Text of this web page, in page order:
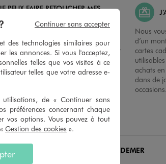
PEUX FAIRE RETOUCHER MES
vous avez la possibilité de
vos articles textiles dans nos
Les tarifs sont à votre disposition sur
Voir conditions en magasins.
Nous
d’un
cartes
achats
dans de
occasions.
GEMO PONT AUDEMER
des technologies similaires pour
les annonces. Si vous l'acceptez,
telles que vos visites à ce
telles que votre adresse e-
de « Continuer sans
préférences concernant chaque
vos options. Vous pouvez à tout
Gestion des cookies ».
Continuer sans accepter